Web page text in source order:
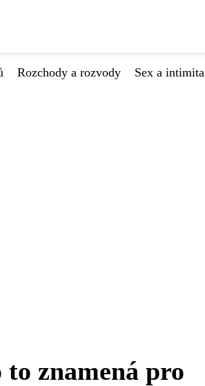
Rozchody a rozvody Sex a intimita
znamená pro